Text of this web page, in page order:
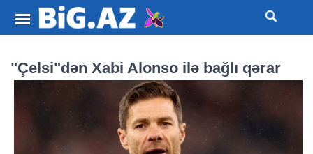
"Çelsi"dən Xabi Alonso ilə bağlı qərar